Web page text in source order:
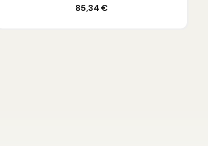
85,34 €
Ajouter au panier